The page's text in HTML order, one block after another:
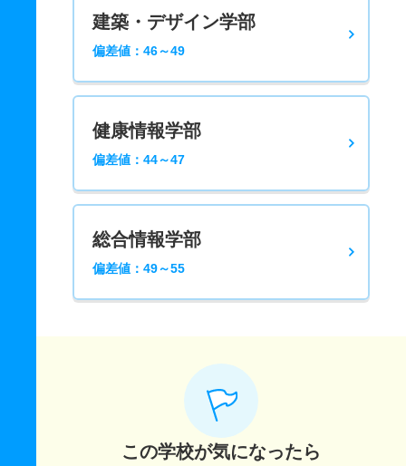
建築・デザイン学部
偏差値：46～49
健康情報学部
偏差値：44～47
総合情報学部
偏差値：49～55
この学校が気になったら